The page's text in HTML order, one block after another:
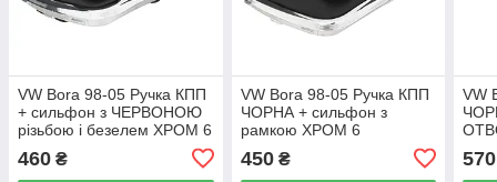
VW Bora 98-05 Ручка КПП
+ сильфон з ЧЕРВОНОЮ
різьбою і безелем ХРОМ 6
12ММ
460 ₴
VW Bora 98-05 Ручка КПП
ЧОРНА + сильфон з
рамкою ХРОМ 6
ШВИДКІСТЕЙ ОТВ.23ММ
450₴
VW
570